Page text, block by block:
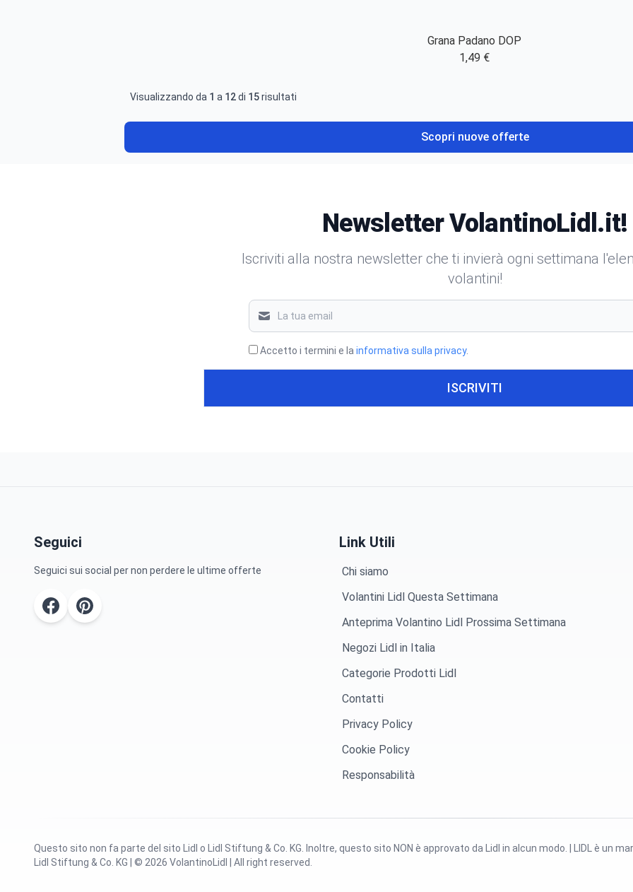
Grana Padano DOP
1,49 €
Visualizzando da 1 a 12di 15risultati
Scopri nuove offerte
Newsletter VolantinoLidl.it!
Iscriviti alla nostra newsletter che ti invierà ogni settimana
volantini!
Accetto i termini e la informativa sulla privacy.
ISCRIVITI
Seguici
Seguici sui social per non perdere le ultime offerte
Link Utili
Chi siamo
Volantini Lidl Questa Settimana
Anteprima Volantino Lidl Prossima Settimana
Negozi Lidl in Italia
Categorie Prodotti Lidl
Contatti
Privacy Policy
Cookie Policy
Responsabilità
Questo sito non fa parte del sito Lidl o Lidl Stiftung & Co. KG. Inoltre, questo sito NON è approvato da Lidl in alcun modo. | LIDL è un
Lidl Stiftung & Co. KG | © 2026 VolantinoLidl | All right reserved.